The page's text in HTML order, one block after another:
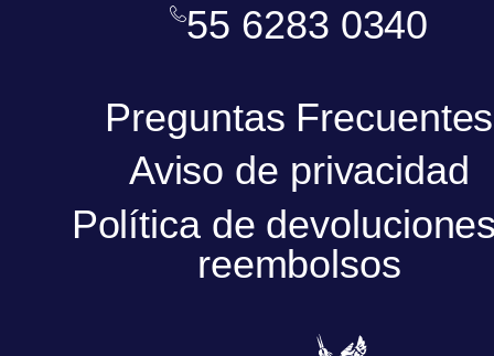
55 6283 0340
Preguntas Frecuentes
Aviso de privacidad
Política de
reembolsos